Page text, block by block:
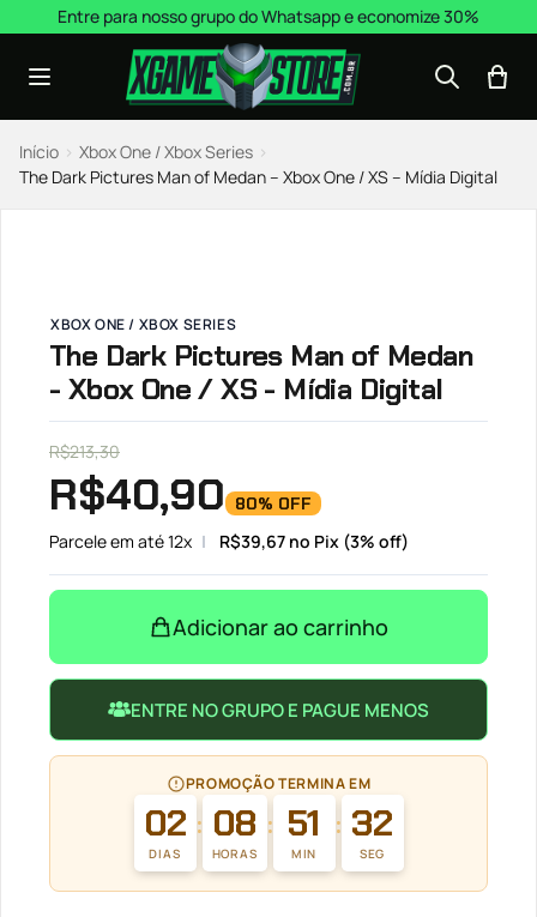
Pular para o conteúdo
Entre para nosso grupo do Whatsapp e economize 30%
Início › Xbox One / Xbox Series ›
The Dark Pictures Man of Medan – Xbox One / XS – Mídia Digital
XBOX ONE / XBOX SERIES
The Dark Pictures Man of Medan
- Xbox One / XS - Mídia Digital
R$213,30
R$40,90 80% OFF
Parcele em até 12x R$39,67 no Pix (3% off)
Adicionar ao carrinho
ENTRE NO GRUPO E PAGUE MENOS
PROMOÇÃO TERMINA EM
02
DIAS
: 08
HORAS
: 51
MIN
: 32
SEG